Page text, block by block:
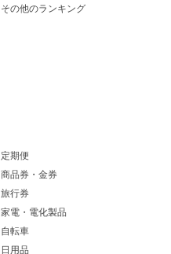
その他のランキング
定期便
商品券・金券
旅行券
家電・電化製品
自転車
日用品